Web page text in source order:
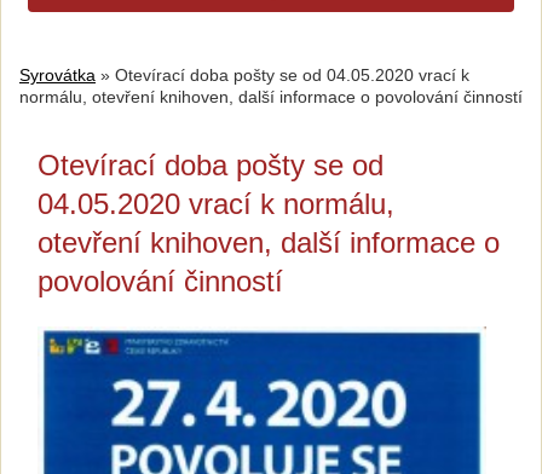
Syrovátka » Otevírací doba pošty se od 04.05.2020 vrací k
normálu, otevření knihoven, další informace o povolování činností
Otevírací doba pošty se od
04.05.2020 vrací k normálu,
otevření knihoven, další informace o
povolování činností